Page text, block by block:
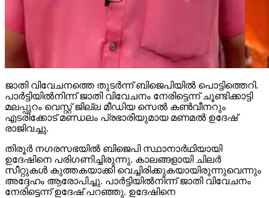
ജാതി വിവേചനത്തെ തുടര്‍ന്ന് ബിജെപിയില്‍ പൊട്ടിത്തെറി.
പാര്‍ട്ടിയില്‍നിന്ന് ജാതി വിവേചനം നേരിട്ടെന്ന് ചൂണ്ടിക്കാട്ടി
മലപ്പുറം വെസ്റ്റ് ജില്ല മീഡിയ സെല്‍ കണ്‍വീനറും
എടരിക്കോട് മണ്ഡലം പ്രഭാരിയുമായ മണമല്‍ ഉദേഷ്
രാജിവച്ചു.
തിരൂര്‍ നഗരസഭയില്‍ ബിജെപി സ്ഥാനാര്‍ഥിയായി
ഉദേഷിനെ പരിഗണിച്ചിരുന്നു. കാലങ്ങളായി ചിലര്‍
സീറ്റുകള്‍ കുത്തകയാക്കി വെച്ചിരിക്കുകയായിരുന്നുവെന്നും
അദ്ദേഹം ആരോപിച്ചു. പാര്‍ട്ടിയില്‍നിന്ന് ജാതി വിവേചനം
നേരിട്ടെന്ന് ഉദേഷ് പറഞ്ഞു. ഉദേഷിനെ
പിന്തുണയ്ക്കുന്നവരും രാജിഭീഷണി മുഴക്കി.